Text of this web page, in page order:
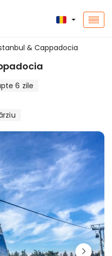
& Cappadocia
6 zile